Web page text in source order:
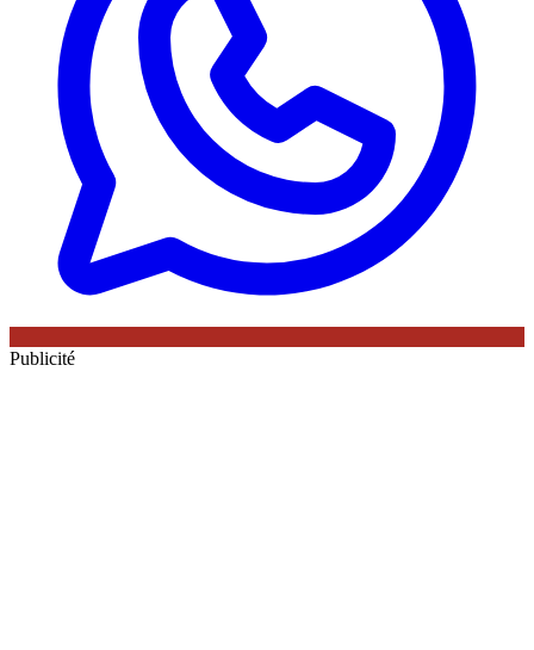
Publicité